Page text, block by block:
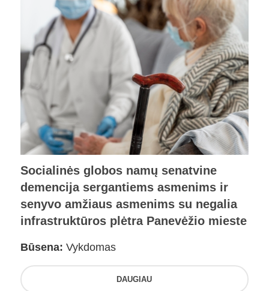
Socialinės globos namų senatvine
demencija sergantiems asmenims ir
senyvo amžiaus asmenims su negalia
infrastruktūros plėtra Panevėžio mieste
Būsena: Vykdomas
DAUGIAU